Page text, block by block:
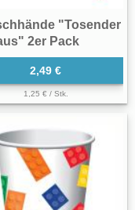
"Tosender
2er Pack
2,49 €
1,25 € / Stk.